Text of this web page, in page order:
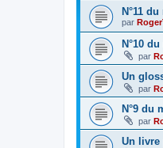
N°11
par
N°10
par
Un
par
N°9 du
par
Un livre